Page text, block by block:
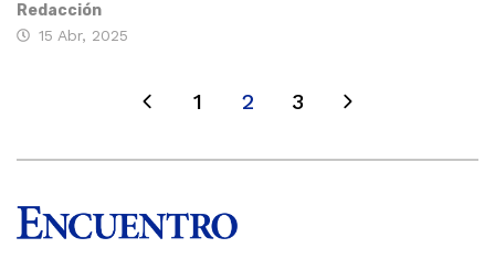
Redacción
15 Abr, 2025
1 2 3